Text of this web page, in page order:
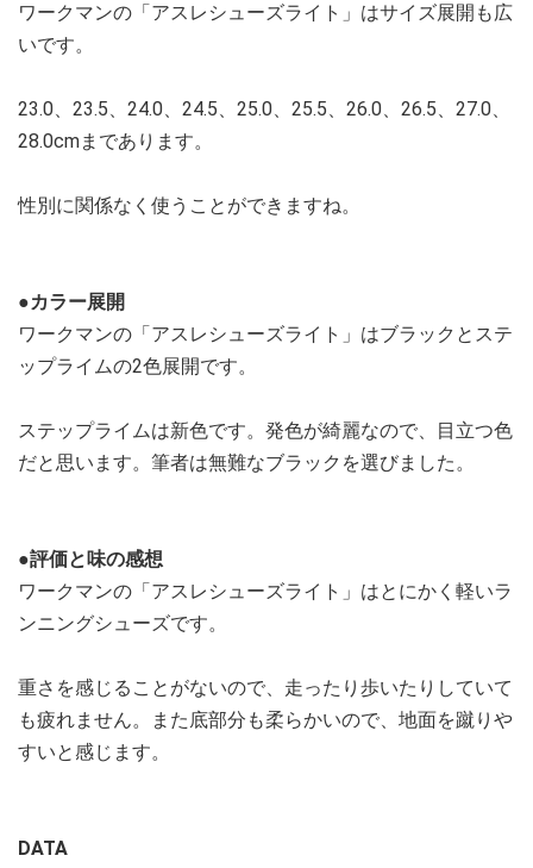
ワークマンの「アスレシューズライト」はサイズ展開も広
いです。
23.0、23.5、24.0、24.5、25.0、25.5、26.0、26.5、27.0、
28.0cmまであります。
性別に関係なく使うことができますね。
●カラー展開
ワークマンの「アスレシューズライト」はブラックとステ
ップライムの2色展開です。
ステップライムは新色です。発色が綺麗なので、目立つ色
だと思います。筆者は無難なブラックを選びました。
●評価と味の感想
ワークマンの「アスレシューズライト」はとにかく軽いラ
ンニングシューズです。
重さを感じることがないので、走ったり歩いたりしていて
も疲れません。また底部分も柔らかいので、地面を蹴りや
すいと感じます。
DATA